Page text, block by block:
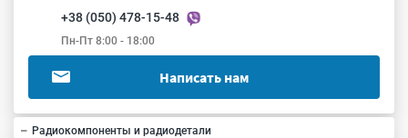
+38 (050) 478-15-48
Пн-Пт 8:00 - 18:00
Написать нам
Радиокомпоненты и радиодетали